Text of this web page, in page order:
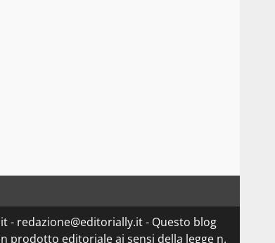
- redazione@editorially.it - Questo blog
prodotto editoriale ai sensi della legge n.